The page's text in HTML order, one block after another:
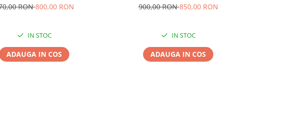
RON800,00 RON
IN STOC
ADAUGA IN COS
900,00 RON850,00 RON
IN STOC
ADAUGA IN COS